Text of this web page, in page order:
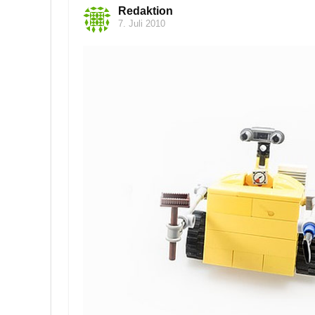
Redaktion
7. Juli 2010